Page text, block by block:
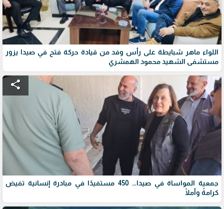
اللواء ماهر شبايطة على رأس وفد من قيادة حركة فتح في صيدا يزور
مستشفى الشهيد محمود الهمشري
share
جمعية المواساة في صيدا… 450 مستفيدًا في مبادرة إنسانية تفيض
كرامةً وأملًا